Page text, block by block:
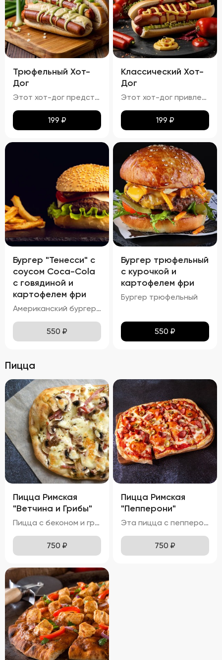
Трюфельный Хот-
Дог
Этот хот-дог представляет собой изысканное сочетание вкуса и текстуры.
199 ₽
Классический Хот-
Дог
Этот хот-дог привлекает внимание своей аппетитностью.
199 ₽
Бургер "Тенесси" с
соусом Coca-Cola
с говядиной и
картофелем фри
Американский бургер с соусом COCA-COLA
550 ₽
Бургер трюфельный
с курочкой и
картофелем фри
Бургер трюфельный
550 ₽
Пицца
Пицца Римская
"Ветчина и Грибы"
Пицца с беконом и грибами выглядит невероятно аппетитно, с золотистой корочкой теста и аккуратно распределенными ингредиентами. Моцарелла полностью расплавлена, местами приобретая приятный карамельный оттенок. Ломтики бекона и грибы эффектно выделяются на поверхности, добавляя блюду яркие акценты. Вкус этой пиццы насыщен нотками ветчины и грибов, делая её особенно ароматной и привлекательной. Ветчина хрустящая и солоноватая, а грибы мягкие и ароматные, создавая идеальное сочетание текстур. Аромат пиццы пленяет смесью горячих сыров, бекона и грибов, вызывая желание попробовать её немедленно. Тонкое тесто хрустит внизу, оставаясь мягким и воздушным внутри, обеспечивая комфортное наслаждение каждым укусом. Бекон приятно похрустывает, а грибы остаются мягкими и сочными, добавляя удовольствия от процесса поедания.
750 ₽
Пицца Римская
"Пепперони"
Эта пицца с пепперони имеет притягательный внешний вид, с золотистой корочкой теста и равномерно распределённой моцареллой. Пепперони лежат сверху сыра, создавая яркий акцент и добавляя визуальной привлекательности. Блеск оливкового масла и специи делают пиццу ещё более аппетитной. Вкус этой пиццы насыщен острыми нотками пепперони и сладковатыми оттенками томатного соуса. Моцарелла полностью расплавлена, местами приобретая приятный карамельный оттенок. Аромат пиццы пленяет смесью горячих сыров, острого пепперони и оливкового масла, вызывая желание попробовать её немедленно. Тонкое тесто хрустит внизу, оставаясь мягким и воздушным внутри, обеспечивая комфортное наслаждение каждым укусом. Пепперони мягкие и слегка похрустывают, а сыр тянется длинными нитями, добавляя удовольствия от процесса поедания.
750 ₽